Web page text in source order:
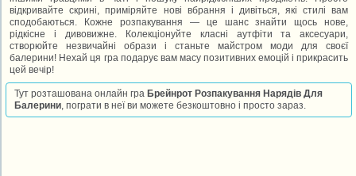
відкривайте скрині, приміряйте нові вбрання і дивіться, які стилі вам
сподобаються. Кожне розпакування — це шанс знайти щось нове,
рідкісне і дивовижне. Колекціонуйте класні аутфіти та аксесуари,
створюйте незвичайні образи і станьте майстром моди для своєї
балерини! Нехай ця гра подарує вам масу позитивних емоцій і прикрасить
цей вечір!
Тут розташована онлайн гра Брейнрот Розпакування Нарядів Для
Балерини, пограти в неї ви можете безкоштовно і просто зараз.